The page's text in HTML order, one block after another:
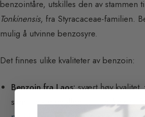
benzointåre, utskilles den av stammen
Tonkinensis, fra Styracaceae-familien.
mulig å utvinne benzosyre.
Det finnes ulike kvaliteter av benzoin:
Benzoin fra Laos:svært høy kvalitet,
samt en karamellnote, uten å være